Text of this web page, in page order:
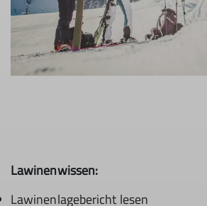
Lawinenwissen:
Lawinenlagebericht lesen